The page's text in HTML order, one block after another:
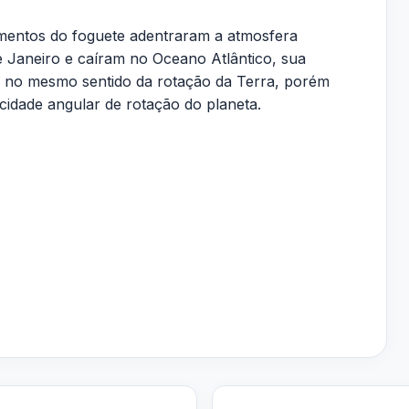
do foguete adentraram a atmosfera
Janeiro e caíram no Oceano Atlântico, sua
mesmo sentido da rotação da Terra, porém
angular de rotação do planeta.